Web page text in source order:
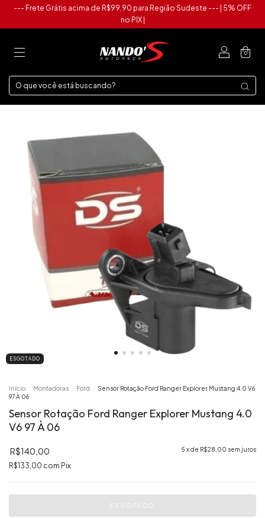
--- Frete Grátis acima de R$99,90 para Região Sudeste --- | 5% OFF
no PIX |
0
ESGOTADO
Início Montadoras Ford
Sensor Rotação Ford Ranger Explorer Mustang 4.0 V6
97 À 06
Sensor Rotação Ford Ranger Explorer Mustang 4.0
V6 97 À 06
R$140,00 5 x de R$28,00 sem juros
R$133,00 com Pix